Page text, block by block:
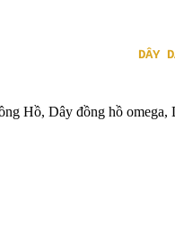
DÂY
Hồ, Dây đồng hồ omega,